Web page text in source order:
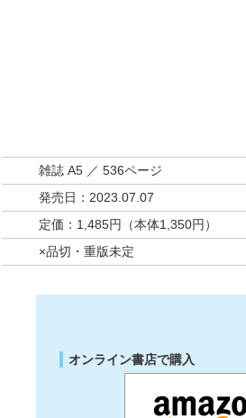
雑誌 A5 ／ 536ページ
発売日：2023.07.07
定価：1,485円（本体1,350円）
×品切・重版未定
オンライン書店で購入